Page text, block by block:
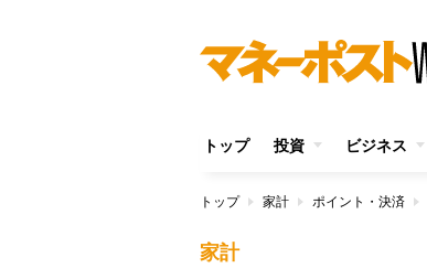
トップ 投資 ビジネス
トップ 家計 ポイント・決済
家計